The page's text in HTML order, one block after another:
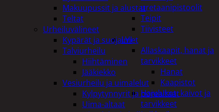
uretaanipistoolit
Teipit
Tiivisteet
LVI
Allaskaapit, hanat ja
tarvikkeet
Hanat
Kaapistot
Hajulukot, kaivot ja
tarvikkeet
Makuupussit ja alustat
Teltat
Urheiluvälineet
Kypärät ja suojaimet
Talviurheilu
Hiihtäminen
Jääkiekko
Vesiurheilu ja uimalelut
Kylpytynnyrit ja porealtaat
Uima-altaat